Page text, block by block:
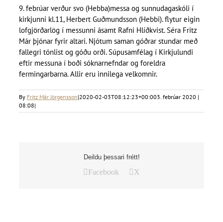
9. febrúar verður svo (Hebba)messa og sunnudagaskóli í
kirkjunni kl.11, Herbert Guðmundsson (Hebbi). flytur eigin
lofgjörðarlög í messunni ásamt Rafni Hlíðkvist. Séra Fritz
Már þjónar fyrir altari. Njótum saman góðrar stundar með
fallegri tónlist og góðu orði. Súpusamfélag í Kirkjulundi
eftir messuna í boði sóknarnefndar og foreldra
fermingarbarna. Allir eru innilega velkomnir.
By Fritz Már Jörgensson|2020-02-03T08:12:23+00:003. febrúar 2020 |
08:08|
Deildu þessari frétt!
Facebook X